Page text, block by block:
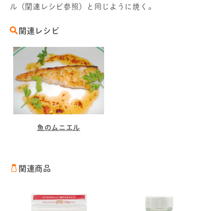
ル（関連レシピ参照）と同じように焼く。
関連レシピ
魚のムニエル
関連商品